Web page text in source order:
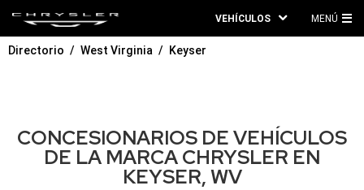
VEHÍCULOS MENÚ
Directorio West Virginia Keyser
CONCESIONARIOS DE VEHÍCULOS
DE LA MARCA CHRYSLER EN
KEYSER, WV